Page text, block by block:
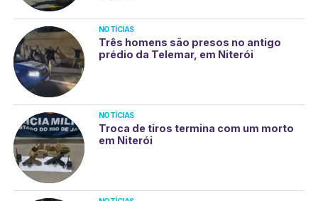
NOTÍCIAS
Três homens são presos no antigo
prédio da Telemar, em Niterói
NOTÍCIAS
Troca de tiros termina com um morto
em Niterói